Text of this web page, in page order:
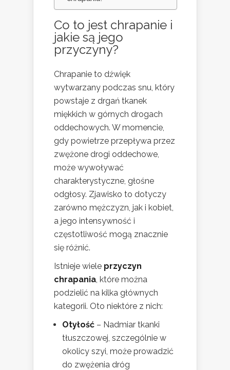
Co to jest chrapanie i
jakie są jego
przyczyny?
Chrapanie to dźwięk
wytwarzany podczas snu, który
powstaje z drgań tkanek
miękkich w górnych drogach
oddechowych. W momencie,
gdy powietrze przepływa przez
zwężone drogi oddechowe,
może wywoływać
charakterystyczne, głośne
odgłosy. Zjawisko to dotyczy
zarówno mężczyzn, jak i kobiet,
a jego intensywność i
częstotliwość mogą znacznie
się różnić.
Istnieje wiele przyczyn
chrapania , które można
podzielić na kilka głównych
kategorii. Oto niektóre z nich:
Otyłość – Nadmiar tkanki
tłuszczowej, szczególnie w
okolicy szyi, może prowadzić
do zwężenia dróg